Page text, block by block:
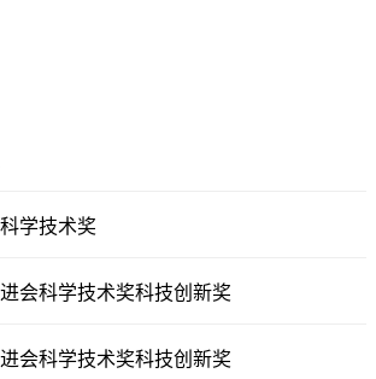
学技术奖
会科学技术奖科技创新奖
会科学技术奖科技创新奖